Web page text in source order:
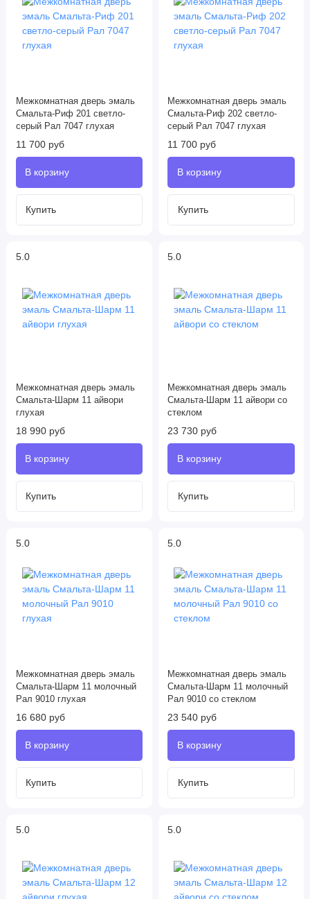
Межкомнатная дверь эмаль
Смальта-Риф 201 светло-
серый Рал 7047 глухая
11 700 руб
Межкомнатная дверь эмаль
Смальта-Риф 202 светло-
серый Рал 7047 глухая
11 700 руб
5.0
Межкомнатная дверь эмаль
Смальта-Шарм 11 айвори
глухая
18 990 руб
5.0
Межкомнатная дверь эмаль
Смальта-Шарм 11 айвори со
стеклом
23 730 руб
5.0
Межкомнатная дверь эмаль
Смальта-Шарм 11 молочный
Рал 9010 глухая
16 680 руб
5.0
Межкомнатная дверь эмаль
Смальта-Шарм 11 молочный
Рал 9010 со стеклом
23 540 руб
5.0 5.0